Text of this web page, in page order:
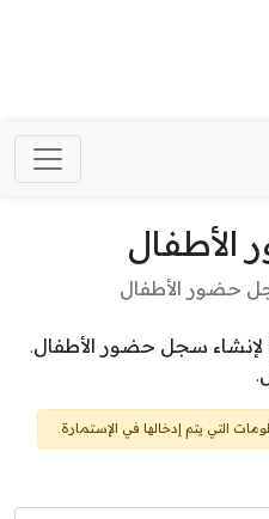
حضور الأطفال
لإنشاء سجل حضور الأطفال.
التي يتم إدخالها في الإستمارة.